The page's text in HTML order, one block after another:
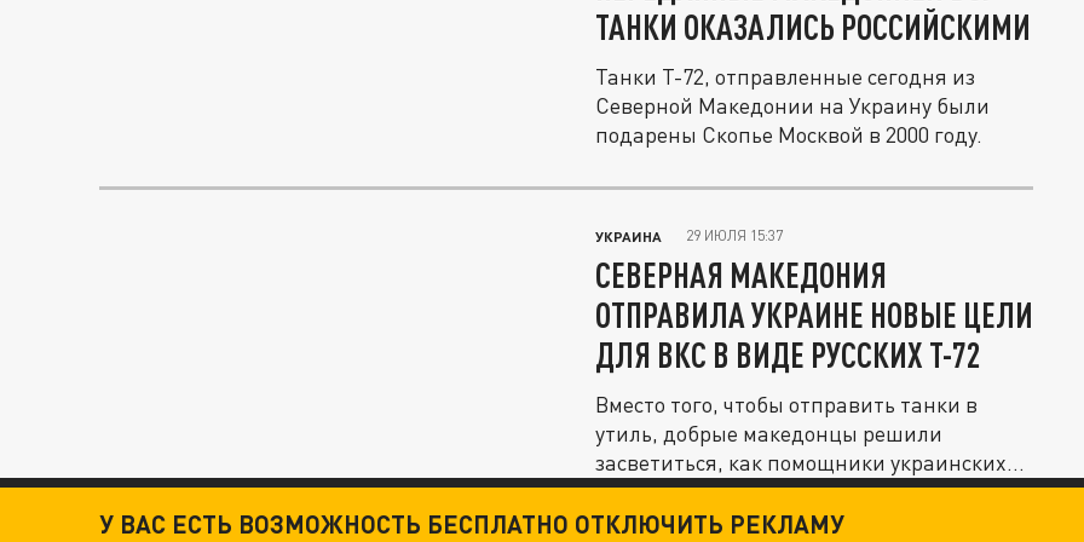
ТАНКИ ОКАЗАЛИСЬ РОССИЙСКИМИ
Танки Т-72, отправленные сегодня из
Северной Македонии на Украину были
подарены Скопье Москвой в 2000 году.
УКРАИНА 29 ИЮЛЯ 15:37
СЕВЕРНАЯ МАКЕДОНИЯ
ОТПРАВИЛА УКРАИНЕ НОВЫЕ ЦЕЛИ
ДЛЯ ВКС В ВИДЕ РУССКИХ Т-72
Вместо того, чтобы отправить танки в
утиль, добрые македонцы решили
засветиться, как помощники украинских...
У ВАС ЕСТЬ ВОЗМОЖНОСТЬ БЕСПЛАТНО ОТКЛЮЧИТЬ РЕКЛАМУ